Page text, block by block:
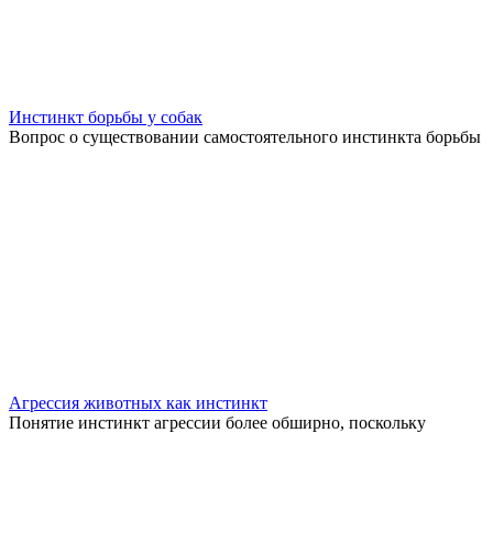
Инстинкт борьбы у собак
Вопрос о существовании самостоятельного инстинкта борьбы
Агрессия животных как инстинкт
Понятие инстинкт агрессии более обширно, поскольку